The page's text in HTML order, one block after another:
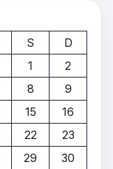
S
D
1
2
8
9
15
16
22
23
29
30